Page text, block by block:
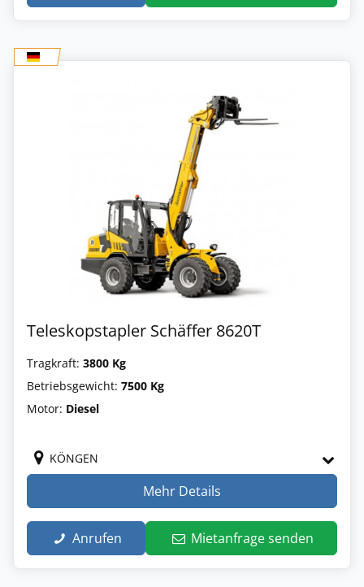
Teleskopstapler Schäffer 8620T
Tragkraft: 3800 Kg
Betriebsgewicht: 7500 Kg
Motor: Diesel
KÖNGEN
Mehr Details
Anrufen Mietanfrage senden